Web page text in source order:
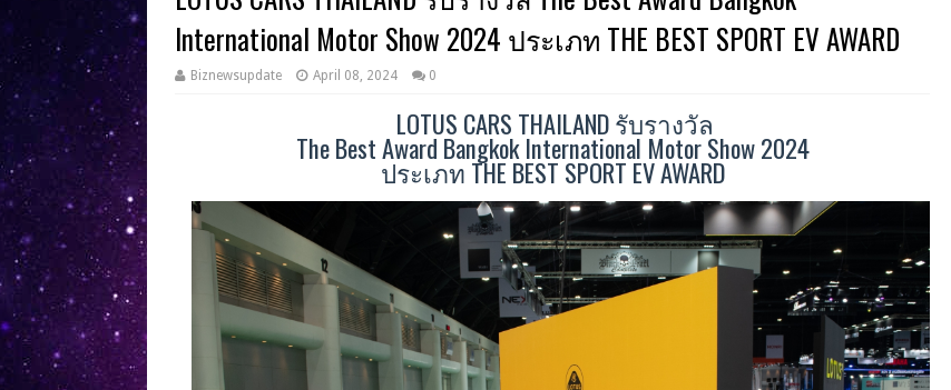
International Motor Show 2024 ประเภท THE BEST SPORT EV AWARD
Biznewsupdate April 08, 2024 0
LOTUS CARS THAILAND รับรางวัล
The Best Award Bangkok International Motor Show 2024
ประเภท THE BEST SPORT EV AWARD